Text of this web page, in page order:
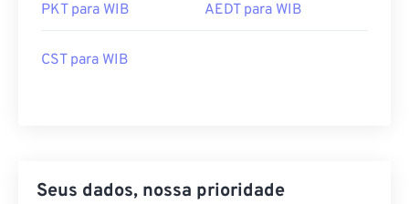
PKT para WIB AEDT para WIB
CST para WIB
Seus dados, nossa prioridade